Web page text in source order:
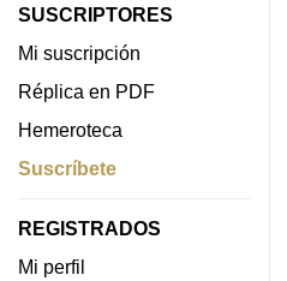
SUSCRIPTORES
Mi suscripción
Réplica en PDF
Hemeroteca
Suscríbete
REGISTRADOS
Mi perfil